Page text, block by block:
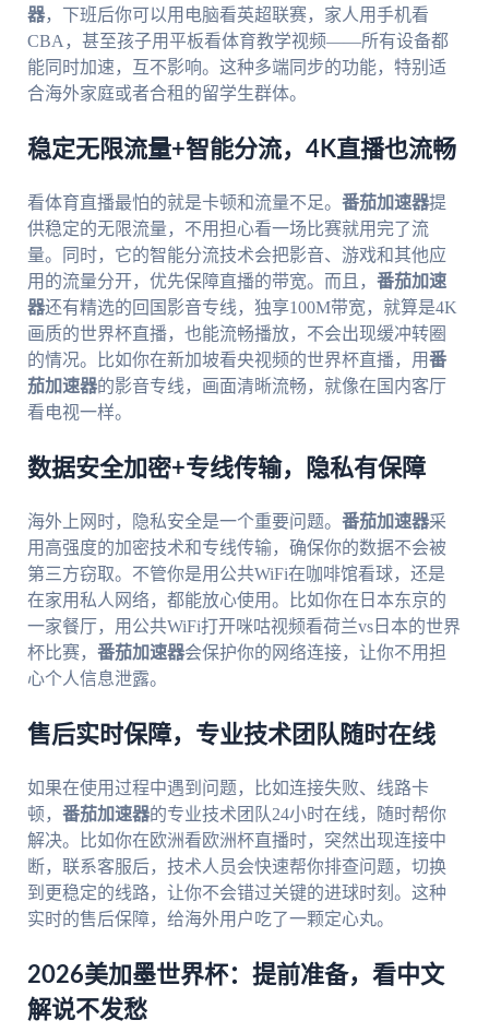
器，下班后你可以用电脑看英超联赛，家人用手机看
CBA，甚至孩子用平板看体育教学视频——所有设备都
能同时加速，互不影响。这种多端同步的功能，特别适
合海外家庭或者合租的留学生群体。
稳定无限流量+智能分流，4K直播也流畅
看体育直播最怕的就是卡顿和流量不足。 番茄加速器提
供稳定的无限流量，不用担心看一场比赛就用完了流
量。同时，它的智能分流技术会把影音、游戏和其他应
用的流量分开，优先保障直播的带宽。而且， 番茄加速
器还有精选的回国影音专线，独享100M带宽，就算是4K
画质的世界杯直播，也能流畅播放，不会出现缓冲转圈
的情况。比如你在新加坡看央视频的世界杯直播，用番
茄加速器的影音专线，画面清晰流畅，就像在国内客厅
看电视一样。
数据安全加密+专线传输，隐私有保障
海外上网时，隐私安全是一个重要问题。 番茄加速器采
用高强度的加密技术和专线传输，确保你的数据不会被
第三方窃取。不管你是用公共WiFi在咖啡馆看球，还是
在家用私人网络，都能放心使用。比如你在日本东京的
一家餐厅，用公共WiFi打开咪咕视频看荷兰vs日本的世界
杯比赛， 番茄加速器会保护你的网络连接，让你不用担
心个人信息泄露。
售后实时保障，专业技术团队随时在线
如果在使用过程中遇到问题，比如连接失败、线路卡
顿， 番茄加速器的专业技术团队24小时在线，随时帮你
解决。比如你在欧洲看欧洲杯直播时，突然出现连接中
断，联系客服后，技术人员会快速帮你排查问题，切换
到更稳定的线路，让你不会错过关键的进球时刻。这种
实时的售后保障，给海外用户吃了一颗定心丸。
2026美加墨世界杯：提前准备，看中文
解说不发愁